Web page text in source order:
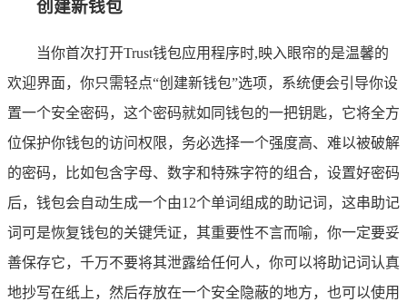
创建新钱包
当你首次打开Trust钱包应用程序时,映入眼帘的是温馨的
欢迎界面，你只需轻点“创建新钱包”选项，系统便会引导你设
置一个安全密码，这个密码就如同钱包的一把钥匙，它将全方
位保护你钱包的访问权限，务必选择一个强度高、难以被破解
的密码，比如包含字母、数字和特殊字符的组合，设置好密码
后，钱包会自动生成一个由12个单词组成的助记词，这串助记
词可是恢复钱包的关键凭证，其重要性不言而喻，你一定要妥
善保存它，千万不要将其泄露给任何人，你可以将助记词认真
地抄写在纸上，然后存放在一个安全隐蔽的地方，也可以使用